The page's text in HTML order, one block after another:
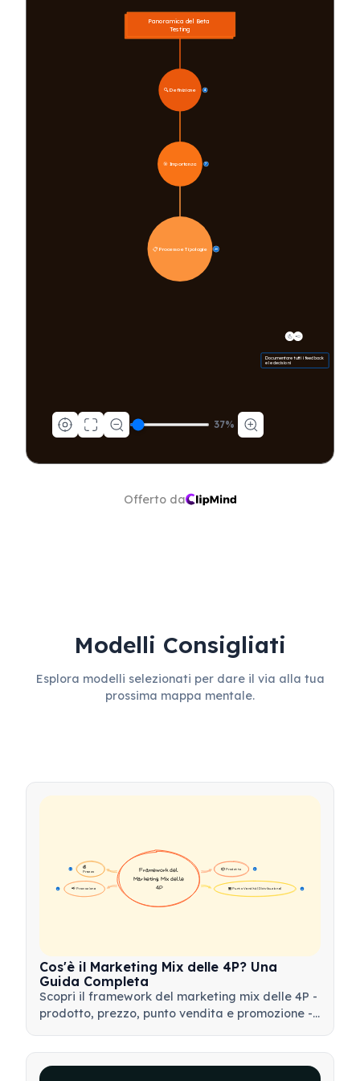
🔍 Definizione 4
🎯 Importanza 7
📋 Processo e Tipologie 20
Panoramica del Beta
Testing
Documentare tutti i feedback
e le decisioni
37%
Offerto da
Modelli Consigliati
Esplora modelli selezionati per dare il via alla tua
prossima mappa mentale.
📦 Prodotto 16
💰
Prezzo
16
🏪 Punto Vendita (Distribuzione) 17
📢 Promozione
17
Framework del
Marketing Mix delle
4P
Cos'è il Marketing Mix delle 4P? Una
Guida Completa
Scopri il framework del marketing mix delle 4P -
prodotto, prezzo, punto vendita e promozione -